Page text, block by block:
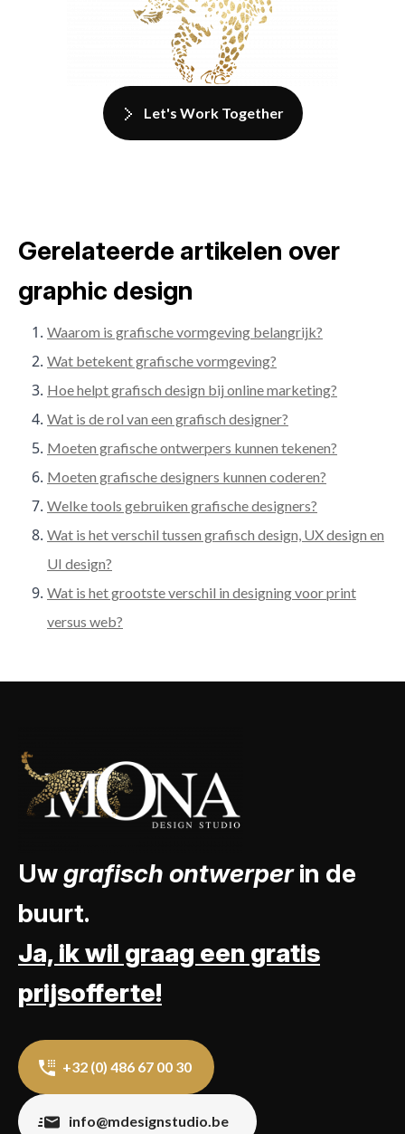
Let's Work Together
Gerelateerde artikelen over
graphic design
Waarom is grafische vormgeving belangrijk?
Wat betekent grafische vormgeving?
Hoe helpt grafisch design bij online marketing?
Wat is de rol van een grafisch designer?
Moeten grafische ontwerpers kunnen tekenen?
Moeten grafische designers kunnen coderen?
Welke tools gebruiken grafische designers?
Wat is het verschil tussen grafisch design, UX design en
UI design?
Wat is het grootste verschil in designing voor print
versus web?
Uwgrafisch ontwerperin de
buurt.
Ja, ik wil graag een gratis
prijsofferte!
+32 (0) 486 67 00 30
info@mdesignstudio.be